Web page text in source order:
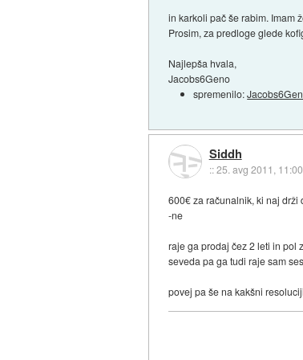
in karkoli pač še rabim. Imam
Prosim, za predloge glede
Najlepša hvala,
Jacobs6Geno
spremenilo:
Siddh
::25. avg 2011, 11:00
600€ za računalnik, ki naj drži
-ne
raje ga prodaj čez 2 leti in pol
seveda pa ga tudi raje sam
povej pa še na kakšni